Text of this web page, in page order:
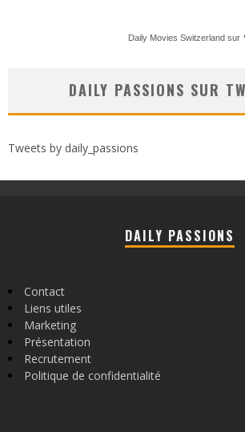
Daily Movies Switzerland sur
DAILY PASSIONS SUR
Tweets by daily_passions
DAILY PASSIONS
Contact
Liens utiles
Marketing
Présentation
Recrutement
Politique de confidentialité